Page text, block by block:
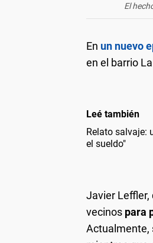
El
En un nuevo
en el barrio
Leé también
Relato salvaje:
el sueldo"
Javier Leffler,
vecinos para
Actualmente,